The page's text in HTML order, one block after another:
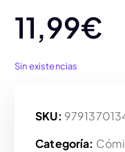
11,99€
Sin existencias
SKU:
Categoría: